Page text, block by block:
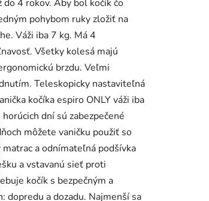
do 4 rokov. Aby bol kočík čo
pohybom ruky zložiť na
Váži iba 7 kg. Má 4
Všetky kolesá majú
brzdu. Veľmi
Teleskopicky nastaviteľná
kočíka espiro ONLY váži iba
dní sú zabezpečené
môžete vaničku použiť so
a odnímateľná podšívka
a vstavanú sieť proti
kočík s bezpečným a
dopredu a dozadu. Najmenší sa